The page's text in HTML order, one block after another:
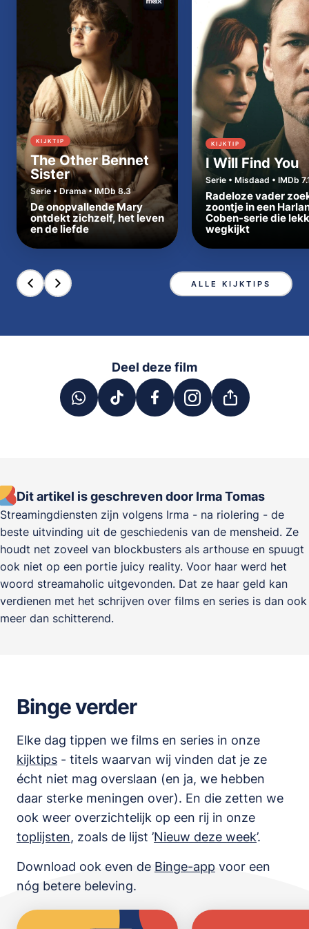
KIJKTIP
The Other Bennet
Sister
Serie • Drama • IMDb 8.3
De onopvallende Mary
ontdekt zichzelf, het leven
en de liefde
KIJKTIP
I Will Find You
Serie • Misdaad • IMDb
Radeloze vader
zoontje in een
Coben-serie die
wegkijkt
ALLE KIJKTIPS
Deel deze film
Dit artikel is geschreven door Irma Tomas
Streamingdiensten zijn volgens Irma - na riolering - de
beste uitvinding uit de geschiedenis van de mensheid. Ze
houdt net zoveel van blockbusters als arthouse en spuugt
ook niet op een portie juicy reality. Voor haar werd het
woord streamaholic uitgevonden. Dat ze haar geld kan
verdienen met het schrijven over films en series is dan ook
meer dan schitterend.
Binge verder
Elke dag tippen we films en series in onze
kijktips - titels waarvan wij vinden dat je ze
écht niet mag overslaan (en ja, we hebben
daar sterke meningen over). En die zetten we
ook weer overzichtelijk op een rij in onze
toplijsten, zoals de lijst ’Nieuw deze week’.
Download ook even de Binge-app voor een
nóg betere beleving.